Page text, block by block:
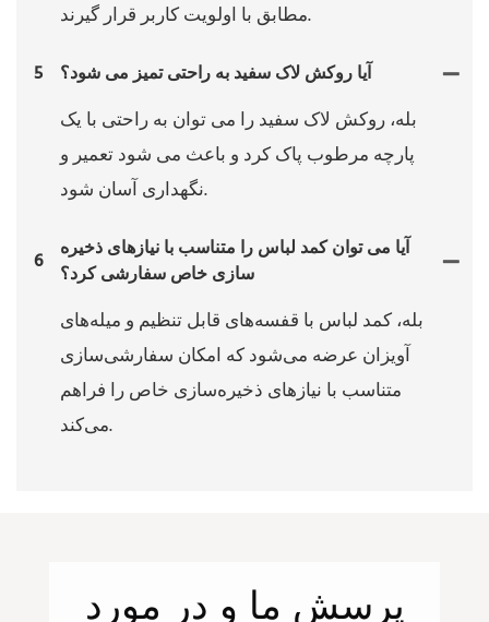
مطابق با اولویت کاربر قرار گیرند.
5 آیا روکش لاک سفید به راحتی تمیز می شود؟
بله، روکش لاک سفید را می توان به راحتی با یک
پارچه مرطوب پاک کرد و باعث می شود تعمیر و
نگهداری آسان شود.
6
آیا می توان کمد لباس را متناسب با نیازهای ذخیره
سازی خاص سفارشی کرد؟
بله، کمد لباس با قفسه‌های قابل تنظیم و میله‌های
آویزان عرضه می‌شود که امکان سفارشی‌سازی
متناسب با نیازهای ذخیره‌سازی خاص را فراهم
می‌کند.
پرسش ما و در مورد